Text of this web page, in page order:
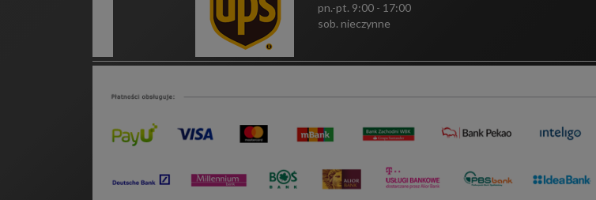
pn.-pt. 9:00 - 17:00
sob. nieczynne